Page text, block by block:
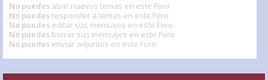
No puedes abrir nuevos temas en este Foro
No puedes responder a temas en este Foro
No puedes editar sus mensajes en este Foro
No puedes borrar sus mensajes en este Foro
No puedes enviar adjuntos en este Foro